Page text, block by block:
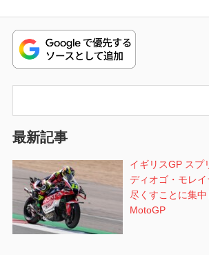
ビ
ゲ
ー
ン
稿:
最新記事
イギリスGP ス
ディオゴ・モレ
尽くすことに集中
MotoGP